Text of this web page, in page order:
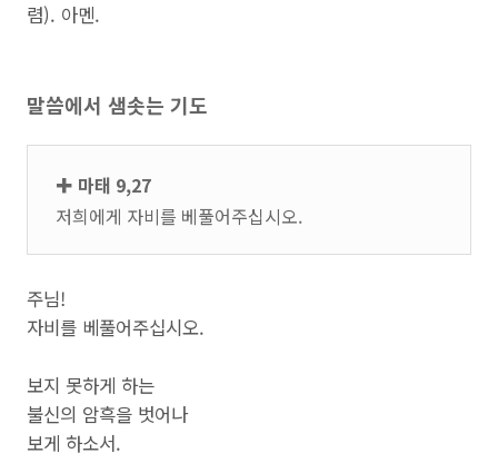
렴). 아멘.
말씀에서 샘솟는 기도
✚ 마태 9,27
저희에게 자비를 베풀어주십시오.
주님!
자비를 베풀어주십시오.
보지 못하게 하는
불신의 암흑을 벗어나
보게 하소서.